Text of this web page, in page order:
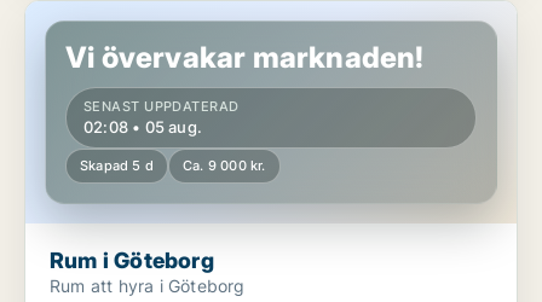
Rum i Göteborg
Vi övervakar marknaden!
SENAST UPPDATERAD
02:08 • 05 aug.
Skapad 5 d Ca. 9 000 kr.
Rum i Göteborg
Rum att hyra i Göteborg